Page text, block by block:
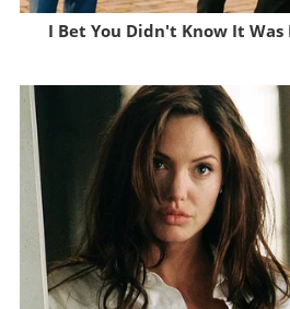
I Bet You Didn't Know It Was